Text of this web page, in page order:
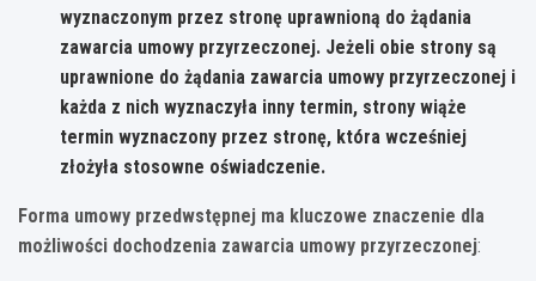
wyznaczonym przez stronę uprawnioną do żądania
zawarcia umowy przyrzeczonej. Jeżeli obie strony są
uprawnione do żądania zawarcia umowy przyrzeczonej i
każda z nich wyznaczyła inny termin, strony wiąże
termin wyznaczony przez stronę, która wcześniej
złożyła stosowne oświadczenie.
Forma umowy przedwstępnej ma kluczowe znaczenie dla
możliwości dochodzenia zawarcia umowy przyrzeczonej: